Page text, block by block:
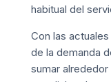
habitual del
Con las
de la demanda
sumar